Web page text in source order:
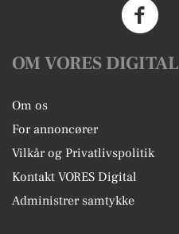
OM VORES DIGITAL
Om os
For annoncører
Vilkår og Privatlivspolitik
Kontakt VORES Digital
Administrer samtykke